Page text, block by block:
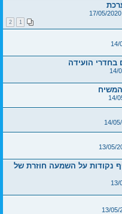
1
2
הועידה
נקודות על השמעה חוזרת של